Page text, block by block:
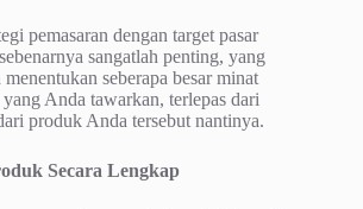
pemasaran dengan target pasar
sangatlah penting, yang
seberapa besar minat
Anda tawarkan, terlepas dari
produk Anda tersebut nantinya.
Secara Lengkap